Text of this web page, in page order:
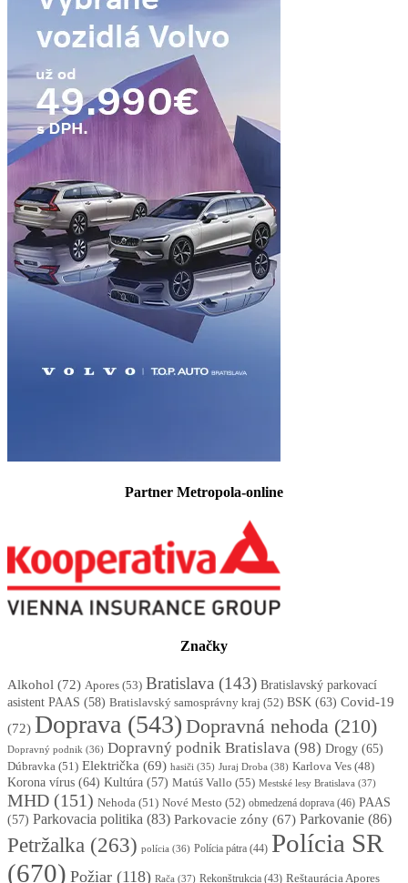
Partner Metropola-online
Značky
Alkohol (72) Apores (53) Bratislava (143) Bratislavský parkovací
asistent PAAS (58) Bratislavský samosprávny kraj (52) BSK (63) Covid-19
(72) Doprava (543) Dopravná nehoda (210)
Dopravný podnik (36) Dopravný podnik Bratislava (98) Drogy (65)
Dúbravka (51) Električka (69) hasiči (35) Juraj Droba (38) Karlova Ves (48)
Korona vírus (64) Kultúra (57) Matúš Vallo (55) Mestské lesy Bratislava (37)
MHD (151) Nehoda (51) Nové Mesto (52) obmedzená doprava (46) PAAS
(57) Parkovacia politika (83) Parkovacie zóny (67) Parkovanie (86)
Petržalka (263) polícia (36) Polícia pátra (44) Polícia SR
(670) Požiar (118) Rača (37) Rekonštrukcia (43) Reštaurácia Apores